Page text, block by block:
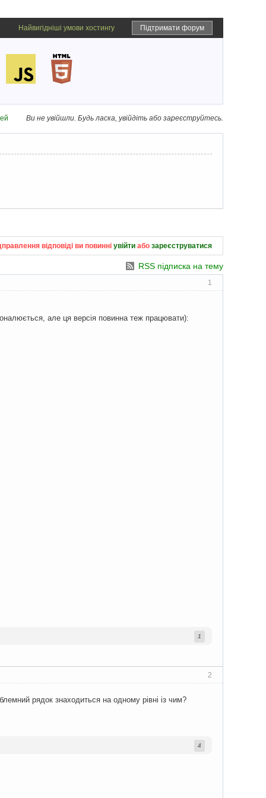
Підтримати форум
Найвигідніші умови хостингу
Ви не увійшли. Будь ласка, увійдіть або зареєструйтесь.
відповіді ви повинні увійти або зареєструватися
RSS підписка на тему
1
але ця версія повинна теж працювати):
1
2
рядок знаходиться на одному рівні із чим?
4